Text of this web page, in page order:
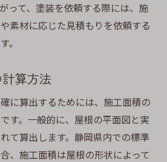
って、塗装を依頼する際には、施
素材に応じた見積もりを依頼する
。
算方法
に算出するためには、施工面積の
す。一般的に、屋根の平面図と実
て算出します。静岡県内での標準
、施工面積は屋根の形状によって